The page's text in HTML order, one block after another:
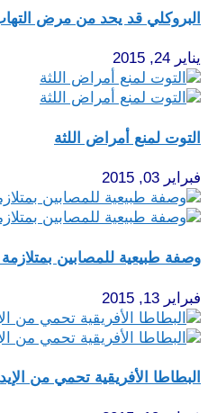
البروكلي قد يحد من مرض
يناير 24, 2015
التوت لمنع أمراض اللثة
فبراير 03, 2015
وصفة طبيعية للمصابين
فبراير 13, 2015
البطاطا الأفريقية تحمي من